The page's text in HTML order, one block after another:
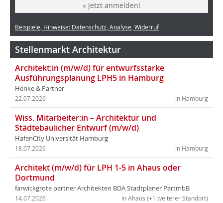
» Jetzt anmelden!
Beispiele, Hinweise: Datenschutz, Analyse, Widerruf
Stellenmarkt Architektur
Architekt:in (m/w/d) für entwurfsstarke
Ausführungsplanung LPH5 in Hamburg
Henke & Partner
in Hamburg
22.07.2026
Wiss. Mitarbeiter:in – Architektur und
Städtebaulicher Entwurf (m/w/d)
HafenCity Universität Hamburg
in Hamburg
18.07.2026
Architekt (m/w/d) für LPH 1-5 in Ahaus oder
Dortmund
farwickgrote partner Architekten BDA Stadtplaner PartmbB
in Ahaus (+1 weiterer Standort)
14.07.2026